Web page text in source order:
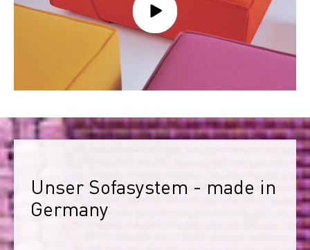
Unser Sofasystem - made in
Germany